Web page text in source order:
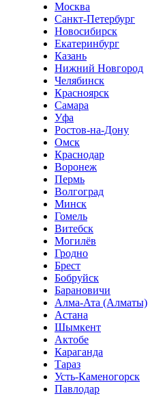
Москва
Санкт-Петербург
Новосибирск
Екатеринбург
Казань
Нижний Новгород
Челябинск
Красноярск
Самара
Уфа
Ростов-на-Дону
Омск
Краснодар
Воронеж
Пермь
Волгоград
Минск
Гомель
Витебск
Могилёв
Гродно
Брест
Бобруйск
Барановичи
Алма-Ата (Алматы)
Астана
Шымкент
Актобе
Караганда
Тараз
Усть-Каменогорск
Павлодар